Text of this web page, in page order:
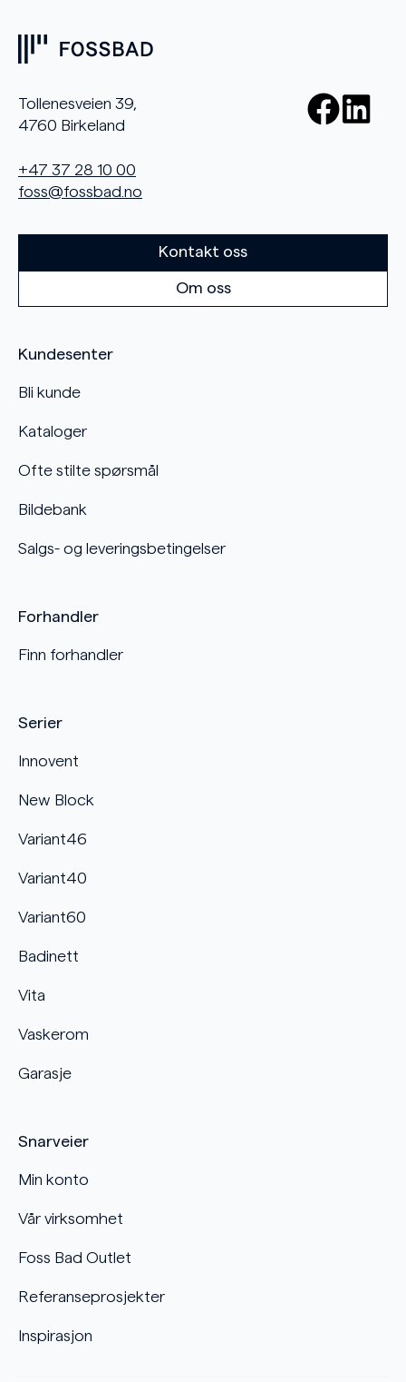
Tollenesveien 39,
4760 Birkeland
+47 37 28 10 00
foss@fossbad.no
Serier
Innovent
New Block
Variant46
Variant40
Variant60
Badinett
Vita
Vaskerom
Garasje
Kundesenter
Bli kunde
Kataloger
Ofte stilte spørsmål
Bildebank
Salgs- og leveringsbetingelser
Forhandler
Finn forhandler
Snarveier
Min konto
Vår virksomhet
Foss Bad Outlet
Referanseprosjekter
Inspirasjon
Kontakt oss
Om oss